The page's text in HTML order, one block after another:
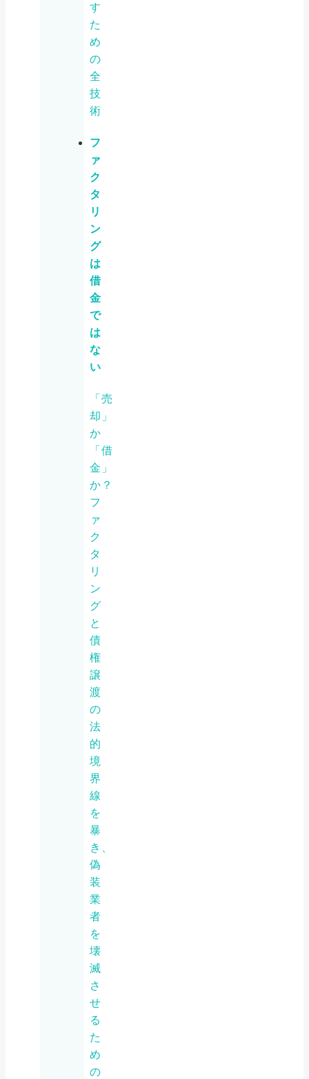
す
た
め
の
全
技
術
フ
ァ
ク
タ
リ
ン
グ
は
借
金
で
は
な
い
「売
却」
か
「借
金」
か？
フ
ァ
ク
タ
リ
ン
グ
と
債
権
譲
渡
の
法
的
境
界
線
を
暴
き、
偽
装
業
者
を
壊
滅
さ
せ
る
た
め
の